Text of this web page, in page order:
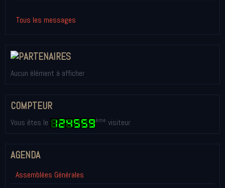
Tous les messages
Aucun élément à afficher
COMPTEUR
Vous êtes le ème visiteur
AGENDA
Assemblées Générales